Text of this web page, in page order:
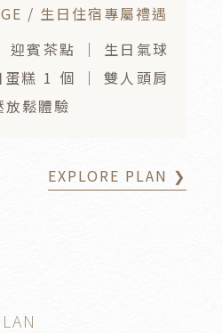
/ 生日住宿專屬禮遇
迎賓茶點 ｜ 生日氣球
糕 1 個 ｜ 雙人頭肩
鬆體驗
EXPLORE PLAN ❯